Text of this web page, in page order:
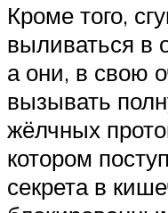
Кроме того,
выливаться в
а они, в свою
вызывать
жёлчных
котором
секрета в